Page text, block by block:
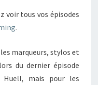
voir tous vos épisodes
.
marqueurs, stylos et
du dernier épisode
Huell, mais pour les